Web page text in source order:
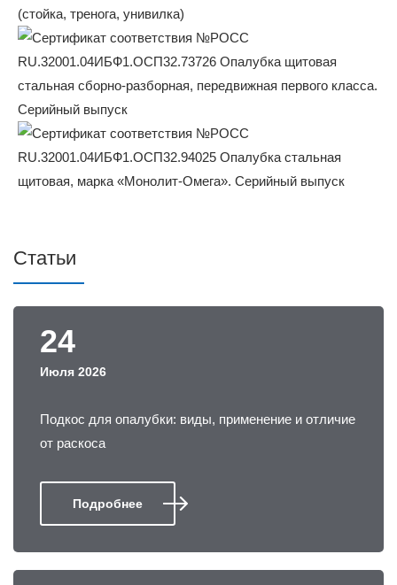
Статьи
24
Июля 2026
Подкос для опалубки: виды, применение и отличие
от раскоса
Подробнее